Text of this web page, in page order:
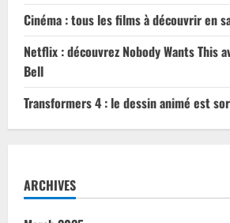
Cinéma : tous les films à découvrir en
Netflix : découvrez Nobody Wants This
Bell
Transformers 4 : le dessin animé est
ARCHIVES